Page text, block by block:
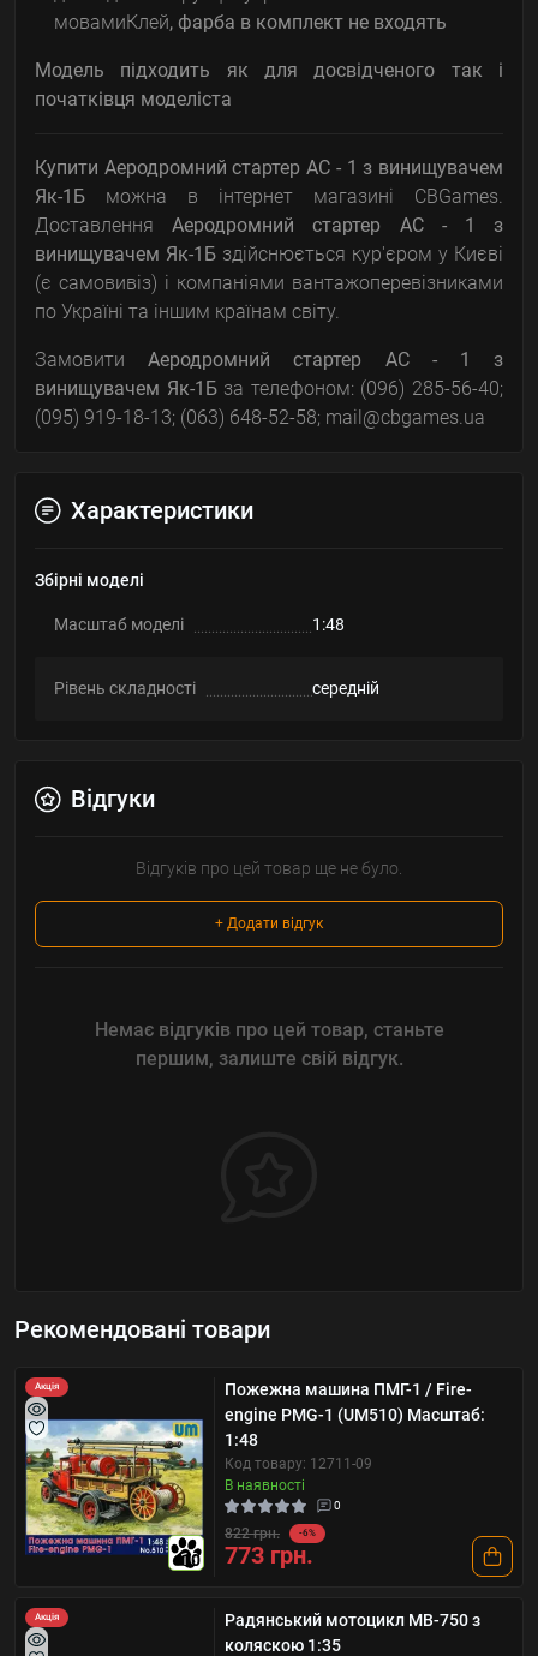
мовамиКлей, фарба в комплект не входять
Модель підходить як для досвідченого так і
початківця моделіста
Купити Аеродромний стартер АС - 1 з винищувачем
Як-1Б можна в інтернет магазині CBGames.
ДоставленняАеродромний стартер АС - 1 з
винищувачем Як-1Б здійснюється кур'єром у Києві
(є самовивіз) і компаніями вантажоперевізниками
по Україні та іншим країнам світу.
ЗамовитиАеродромний стартер АС - 1 з
винищувачем Як-1Бза телефоном: (096) 285-56-40;
(095) 919-18-13; (063) 648-52-58; mail@cbgames.ua
Характеристики
Збірні моделі
Масштаб моделі 1:48
Рівень складності середній
Відгуки
Відгуків про цей товар ще не було.
+ Додати відгук
Немає відгуків про цей товар, станьте
першим, залиште свій відгук.
Рекомендовані товари
Акція
10
Пожежна машина ПМГ-1 / Fire-
engine PMG-1 (UM510) Масштаб:
1:48
Код товару: 12711-09
В наявності
0
822 грн. -6%
773 грн.
Акція
Радянський мотоцикл МВ-750 з
коляскою 1:35